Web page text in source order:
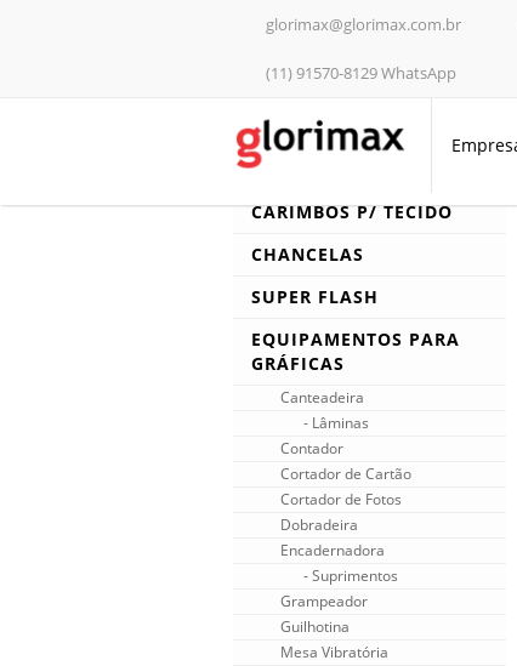
glorimax@glorimax.com.br
(11) 91570-8129 WhatsApp
LINHA SHINY
Almofadas & Tintas
Carimbos Automáticos
- Premium
- Printer
- New Printer
Carimbos DIY
Numeradores & Datadores
CARIMBOS P/ TECIDO
CHANCELAS
SUPER FLASH
Carcaças
Insumos
Shiny
- Eminent Line
- Handy Stamp
EQUIPAMENTOS PARA
GRÁFICAS
Canteadeira
- Lâminas
Contador
Cortador de Cartão
Cortador de Fotos
Dobradeira
Encadernadora
- Suprimentos
Grampeador
Guilhotina
Mesa Vibratória